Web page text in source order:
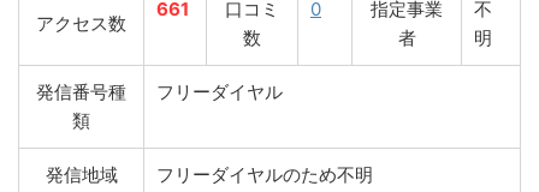
アクセス数
661
口コミ
数
0
指定事業
者
不
明
発信番号種
類
フリーダイヤル
発信地域 フリーダイヤルのため不明